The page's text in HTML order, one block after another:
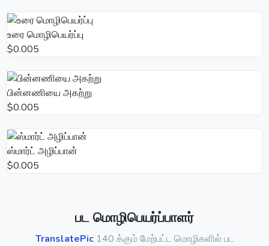
உரை மொழிபெயர்ப்பு
$0.005
பின்னணியை அகற்று
$0.005
ஸ்மார்ட் அழிப்பான்
$0.005
பட மொழிபெயர்ப்பாளர்
TranslatePic140 க்கும் மேற்பட்ட மொழிகளில் பட